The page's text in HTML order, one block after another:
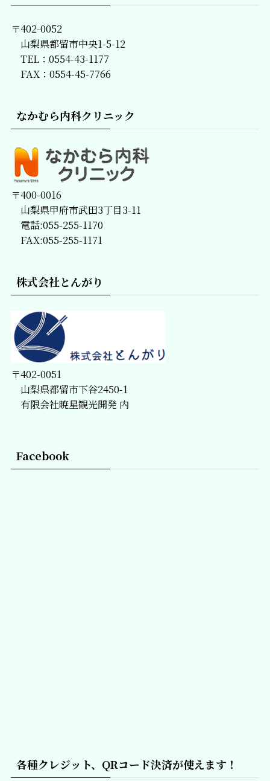
〒402-0052
山梨県都留市中央1-5-12
TEL：0554-43-1177
FAX：0554-45-7766
なかむら内科クリニック
〒400-0016
山梨県甲府市武田3丁目3-11
電話:055-255-1170
FAX:055-255-1171
株式会社とんがり
〒402-0051
山梨県都留市下谷2450-1
有限会社暁星観光開発 内
Facebook
各種クレジット、QRコード決済が使えます！